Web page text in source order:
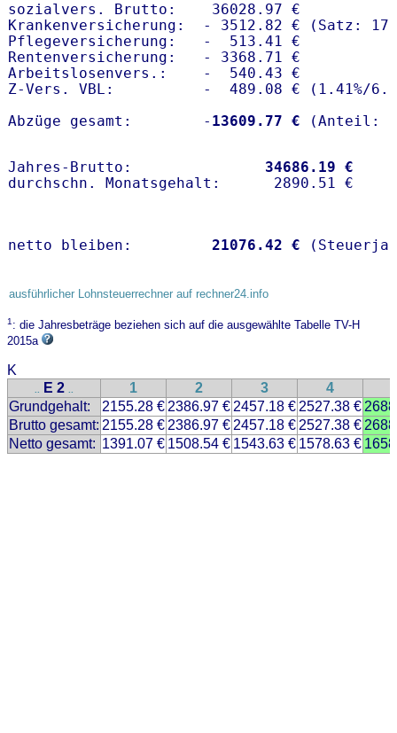
sozialvers. Brutto:    36028.97 €
Krankenversicherung:  - 3512.82 € (Satz:
Pflegeversicherung:   -  513.41 €
Rentenversicherung:   - 3368.71 €
Arbeitslosenvers.:    -  540.43 €
Z-Vers. VBL:          -  489.08 € ( 1.41%/
Abzüge gesamt:        - 13609.77 €
Jahres-Brutto: 34686.19 €
netto bleiben: 21076.42 €
ausführlicher Lohnsteuerrechner auf rechner24.info
1: die Jahresbeträge beziehen sich auf die ausgewählte Tabelle TV-H
2015a
K
.. E 2 .. 1 2 3 4
Grundgehalt:
2155.28 € 2386.97 € 2457.18 € 2527.38 €
Brutto gesamt: 2155.28 € 2386.97 € 2457.18 € 2527.38 €
Netto gesamt: 1391.07 € 1508.54 € 1543.63 € 1578.63 €